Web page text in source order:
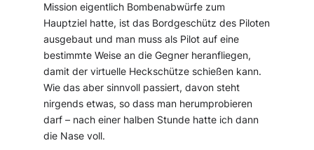
Mission eigentlich Bombenabwürfe zum
Hauptziel hatte, ist das Bordgeschütz des Piloten
ausgebaut und man muss als Pilot auf eine
bestimmte Weise an die Gegner heranfliegen,
damit der virtuelle Heckschütze schießen kann.
Wie das aber sinnvoll passiert, davon steht
nirgends etwas, so dass man herumprobieren
darf – nach einer halben Stunde hatte ich dann
die Nase voll.